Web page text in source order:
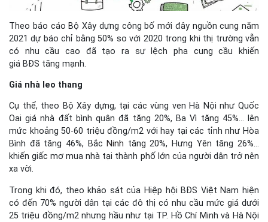
Theo báo cáo Bộ Xây dựng công bố mới đây nguồn cung năm
2021 dự báo chỉ bằng 50% so với 2020 trong khi thị trường vẫn
có nhu cầu cao đã tạo ra sự lệch pha cung cầu khiến
giá BĐS tăng mạnh.
Giá nhà leo thang
Cụ thể, theo Bộ Xây dựng, tại các vùng ven Hà Nội như Quốc
Oai giá nhà đất bình quân đã tăng 20%, Ba Vì tăng 45%… lên
mức khoảng 50-60 triệu đồng/m2 với hay tại các tỉnh như Hòa
Bình đã tăng 46%, Bắc Ninh tăng 20%, Hưng Yên tăng 26%…
khiến giấc mơ mua nhà tại thành phố lớn của người dân trở nên
xa vời.
Trong khi đó, theo khảo sát của Hiệp hội BĐS Việt Nam hiện
có đến 70% người dân tại các đô thị có nhu cầu mức giá dưới
25 triệu đồng/m2 nhưng hầu như tại TP. Hồ Chí Minh và Hà Nội